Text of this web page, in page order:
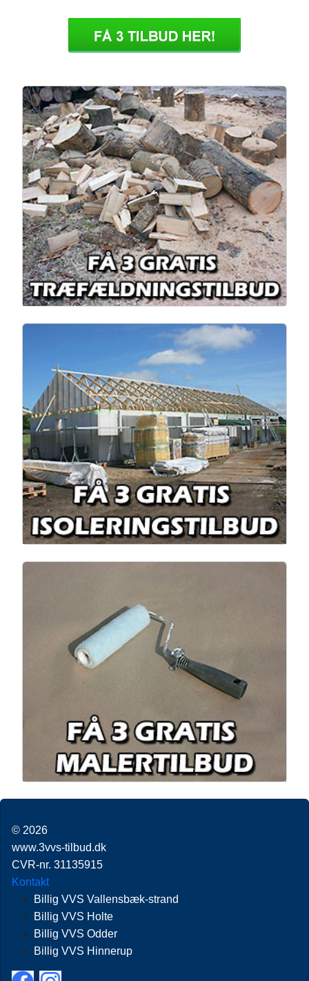
© 2026
www.3vvs-tilbud.dk
CVR-nr. 31135915
Kontakt
Billig VVS Vallensbæk-strand
Billig VVS Holte
Billig VVS Odder
Billig VVS Hinnerup